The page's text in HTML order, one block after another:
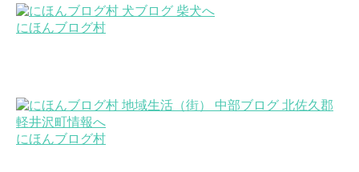
にほんブログ村
にほんブログ村